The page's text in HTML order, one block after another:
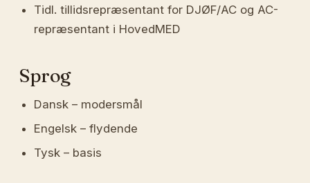
Tidl. tillidsrepræsentant for DJØF/AC og AC-
repræsentant i HovedMED
Sprog
Dansk – modersmål
Engelsk – flydende
Tysk – basis